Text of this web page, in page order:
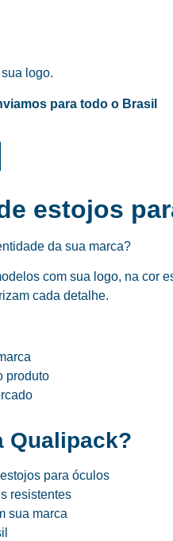
logo.
para todo o Brasil
estojos
da sua marca?
com sua logo, na cor
cada detalhe.
produto
Qualipack?
para óculos
resistentes
sua marca